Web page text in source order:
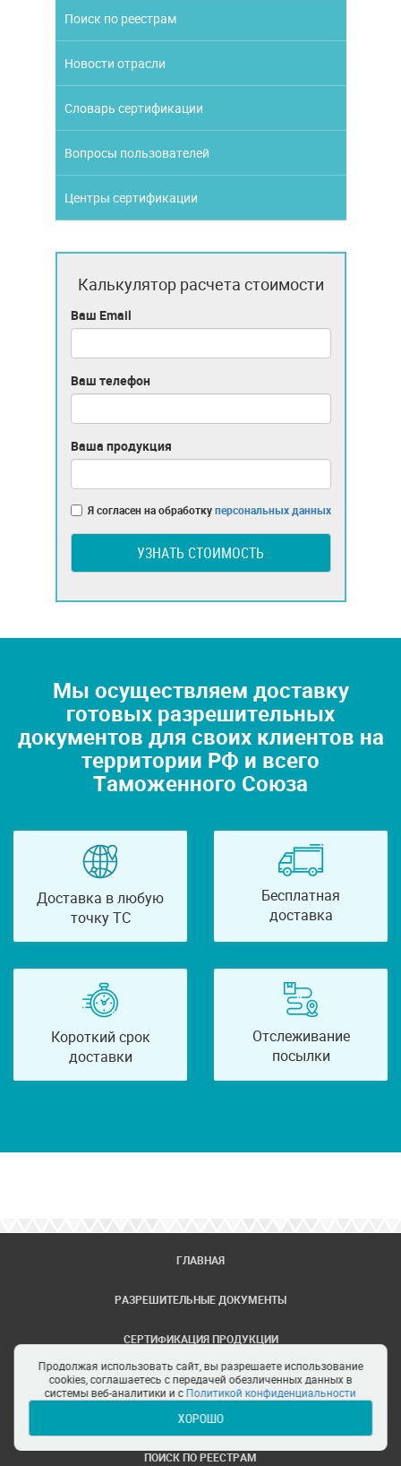
Поиск по реестрам
Новости отрасли
Словарь сертификации
Вопросы пользователей
Центры сертификации
Калькулятор расчета стоимости
Ваш Email
Ваш телефон
Ваша продукция
Я согласен на обработкуперсональных данных
УЗНАТЬ СТОИМОСТЬ
Мы осуществляем доставку
готовых разрешительных
документов для своих клиентов на
территории РФ и всего
Таможенного Союза
Доставка в любую
точку ТС
Бесплатная
доставка
Короткий срок
доставки
Отслеживание
посылки
ГЛАВНАЯ
РАЗРЕШИТЕЛЬНЫЕ ДОКУМЕНТЫ
СЕРТИФИКАЦИЯ ПРОДУКЦИИ
ЗАДАТЬ ВОПРОС
ЦЕНТРЫ СЕРТИФИКАЦИИ
ПОИСК ПО РЕЕСТРАМ
Продолжая использовать сайт, вы разрешаете использование
cookies, соглашаетесь с передачей обезличенных данных в
системы веб-аналитики и сПолитикой конфиденциальности
ХОРОШО